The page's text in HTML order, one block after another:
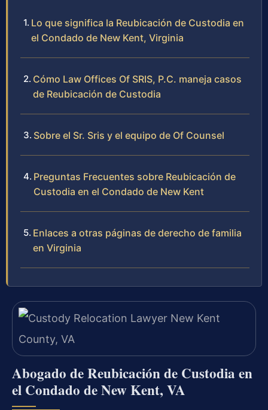
Lo que significa la Reubicación de Custodia en
el Condado de New Kent, Virginia
Cómo Law Offices Of SRIS, P.C. maneja casos
de Reubicación de Custodia
Sobre el Sr. Sris y el equipo de Of Counsel
Preguntas Frecuentes sobre Reubicación de
Custodia en el Condado de New Kent
Enlaces a otras páginas de derecho de familia
en Virginia
Abogado de Reubicación de Custodia en
el Condado de New Kent, VA